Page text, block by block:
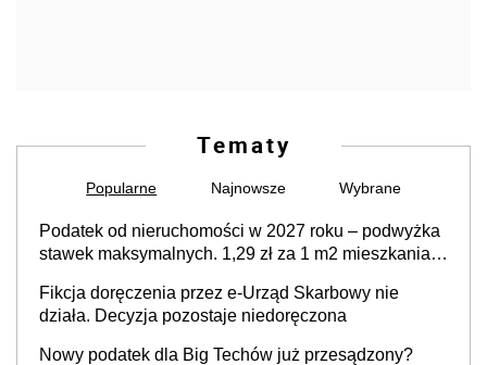
Tematy
Popularne Najnowsze Wybrane
Podatek od nieruchomości w 2027 roku – podwyżka
stawek maksymalnych. 1,29 zł za 1 m2 mieszkania,
prowadzeniem działalności gospodarczej
Fikcja doręczenia przez e-Urząd Skarbowy nie
działa. Decyzja pozostaje niedoręczona
Nowy podatek dla Big Techów już przesądzony?